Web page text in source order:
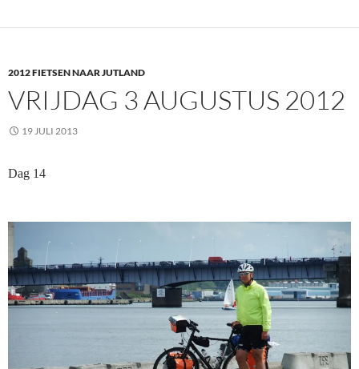
2012 FIETSEN NAAR JUTLAND
VRIJDAG 3 AUGUSTUS 2012
19 JULI 2013
Dag 14